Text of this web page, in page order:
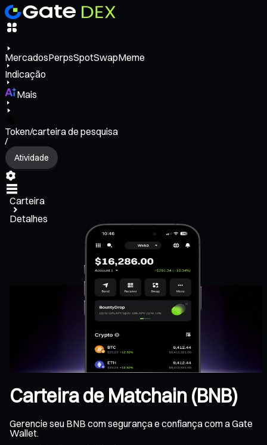
MercadosPerpsSpotSwapMeme
Indicação
Mais
Token/carteira de pesquisa
/
Atividade
Carteira
Detalhes
Carteira de Matchain (BNB)
Gerencie seu BNB com segurança e confiança com a Gate
Wallet.